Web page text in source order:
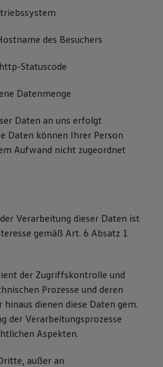
des Besuchers
Statuscode
Datenmenge
Daten an uns erfolgt
Daten können Ihrer Person
Aufwand nicht zugeordnet
Verarbeitung dieser Daten ist
gemäß Art. 6 Absatz 1
der Zugriffskontrolle und
Prozesse und deren
dienen diese Daten gem.
der Verarbeitungsprozesse
Aspekten.
außer an